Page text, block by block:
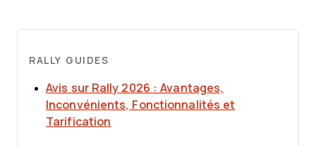
RALLY GUIDES
Avis sur Rally 2026 : Avantages,
Inconvénients, Fonctionnalités et
Tarification